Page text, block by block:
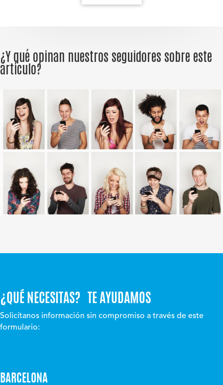
¿Y qué opinan nuestros seguidores sobre este
artículo?
¿QUÉ NECESITAS? TE AYUDAMOS
Solicítanos información sin compromiso a través de este
formulario:
BARCELONA